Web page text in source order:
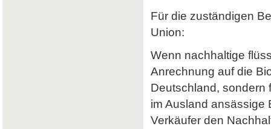
Für die zuständigen
Union:
Wenn nachhaltige
Anrechnung auf die
Deutschland, sondern
im Ausland ansässige
Verkäufer den